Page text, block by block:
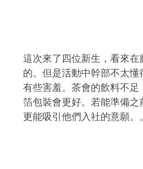
這次來了四位新生，看來在
的。但是活動中幹部不太
有些害羞。茶會的飲料不
箔包裝會更好。若能準備
更能吸引他們入社的意願。